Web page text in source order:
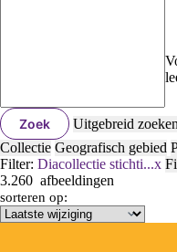
Zoek
Uitgebreid zoeken
Collectie Geografisch gebied
Filter: Diacollectie stichti...x
3.260 afbeeldingen
sorteren op: